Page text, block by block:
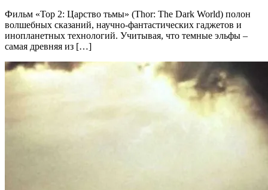
Фильм «Тор 2: Царство тьмы» (Thor: The Dark World) полон
волшебных сказаний, научно-фантастических гаджетов и
инопланетных технологий. Учитывая, что темные эльфы –
самая древняя из […]